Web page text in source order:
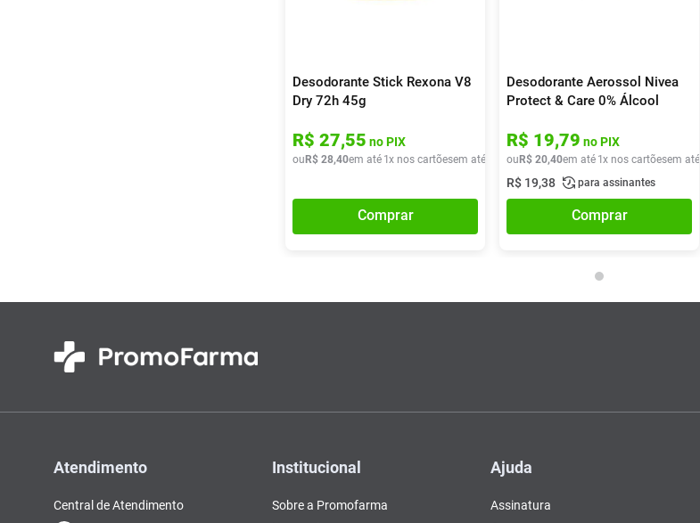
Desodorante Stick Rexona V8
Dry 72h 45g
R$ 27,55 no PIX
ouR$ 28,40em até 1x nos cartõesem até x deR$ 28,40
Comprar
Desodorante Aerossol Nivea
Protect & Care 0% Álcool
200ml
R$ 19,79 no PIX
ouR$ 20,40em até 1x nos cartõesem até
R$ 19,38 para assinantes
Comprar
Atendimento
Central de Atendimento
Institucional
Sobre a Promofarma
Ajuda
Assinatura